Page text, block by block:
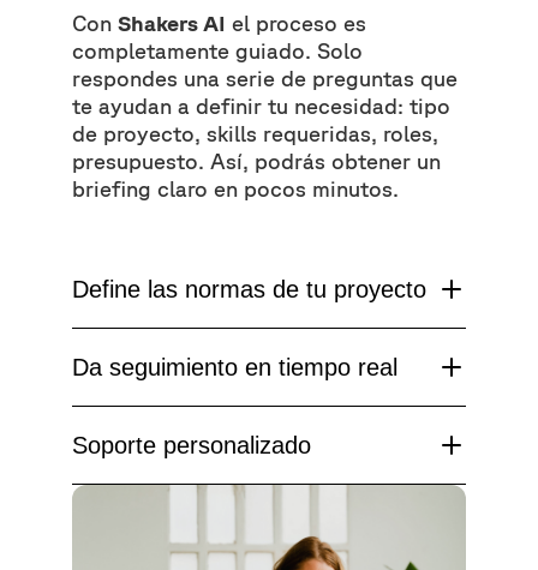
Con Shakers AI el proceso es
completamente guiado. Solo
respondes una serie de preguntas que
te ayudan a definir tu necesidad: tipo
de proyecto, skills requeridas, roles,
presupuesto. Así, podrás obtener un
briefing claro en pocos minutos.
Define las normas de tu proyecto
Da seguimiento en tiempo real
Soporte personalizado